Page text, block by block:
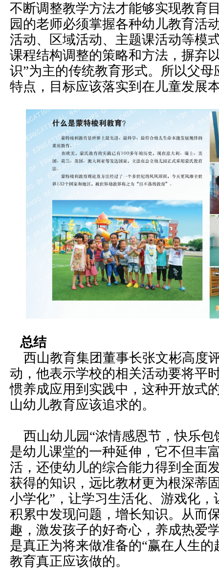
不断调整教学方法才能够实现教育
园的老师必须掌握各种幼儿教育活
活动、区域活动、主题课活动等模
课程结构调整的策略和方法，摒弃
识”为主的传统教育形式。所以父
特点，目标应该落实到在儿童发展
总结
西山教育集团董事长张文彬高度
动，他表示学校的相关活动要将平
惯养成应用到实践中，这种开放式
山幼儿教育应该追求的。
西山幼儿园“浓情感恩节，快乐包
是幼儿课堂的一种延伸，它不但丰
活，还使幼儿的综合能力得到全面
获得的知识，远比教材更为根深蒂
小学化”，让学习生活化、游戏化
积累中发现问题，增长知识。从而
趣，激发孩子的好奇心，养成热爱
是真正为将来做准备的“赢在人生的
教育真正应该做的。